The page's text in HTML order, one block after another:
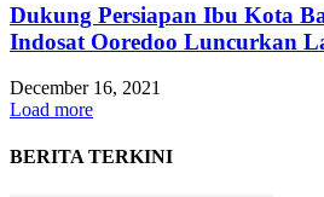
Dukung Persiapan Ibu Kota
Indosat Ooredoo Luncurkan
December 16, 2021
Load more
BERITA TERKINI